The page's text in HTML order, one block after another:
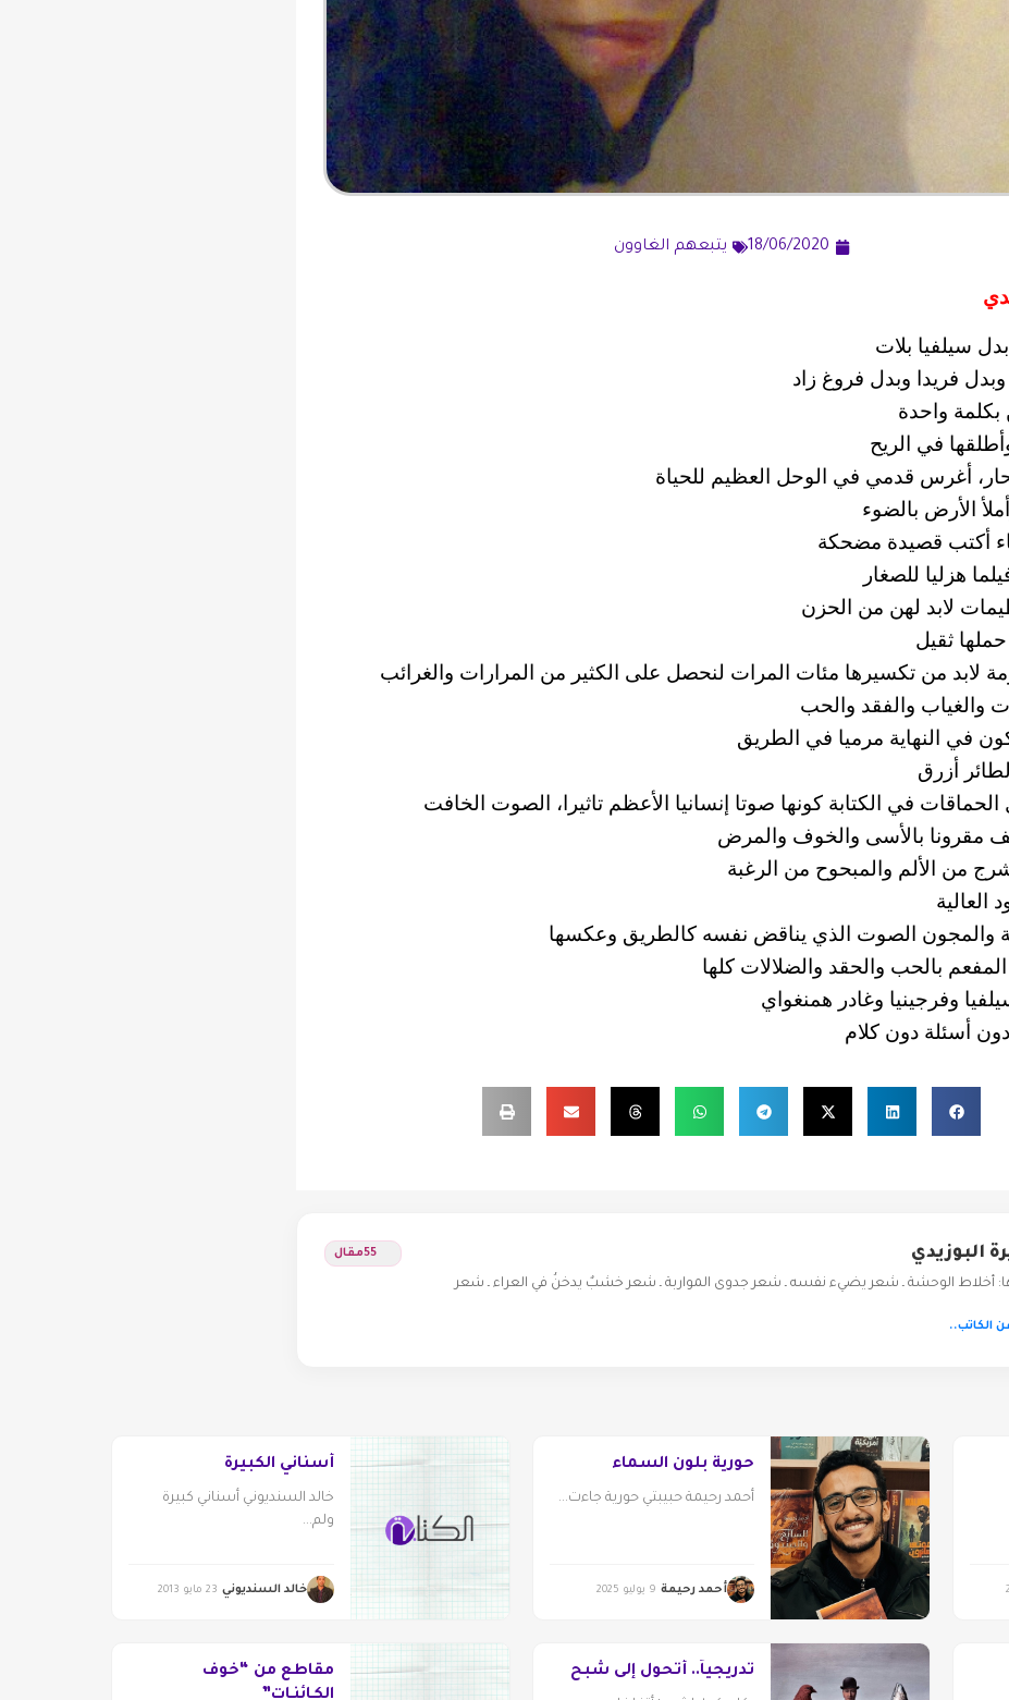
18/06/2020 يتبعهم الغاوون
سيلفيا بلات
وبدل فريدا وبدل فروغ زاد
واحدة
في الريح
أغرس قدمي في الوحل العظيم للحياة
الأرض بالضوء
أكتب قصيدة مضحكة
هزليا للصغار
لابد لهن من الحزن
ثقيل
لابد من تكسيرها مئات المرات لنحصل على الكثير من المرارات والغرائب
والغياب والفقد والحب
في النهاية مرميا في الطريق
أزرق
في الكتابة كونها صوتا إنسانيا الأعظم تاثيرا، الصوت الخافت
مقرونا بالأسى والخوف والمرض
من الألم والمبحوح من الرغبة
العالية
والمجون الصوت الذي يناقض نفسه كالطريق وعكسها
المفعم بالحب والحقد والضلالات كلها
وفرجينيا وغادر همنغواي
أسئلة دون كلام
البوزيدي 55مقال
أخلاط الوحشة ـ شعر يضيء نفسه ـ شعر جدوى المواربة ـ شعر خشبٌ يدخنُ في العراء ـ شعر
الكاتب..
حورية بلون السماء
أحمد رحيمة حبيبتي حورية جاءت...
أحمد رحيمة 9 يوليو 2025
أسناني الكبيرة
خالد السنديوني أسناني كبيرة
ولم...
خالد السنديوني 23 مايو 2013
تدريجياً.. أتحول إلى شبح
مقاطع من “خوف
الكـائنـات”